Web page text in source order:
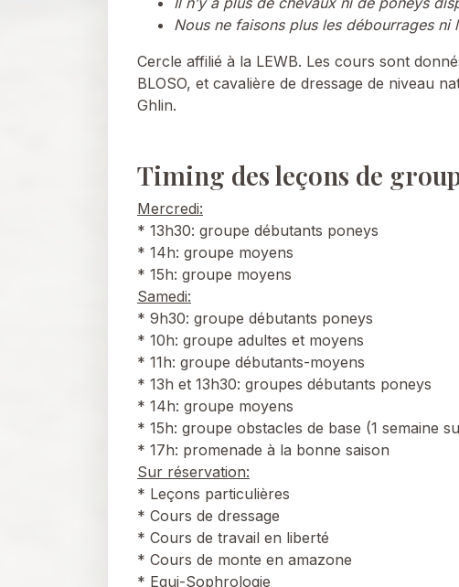
Nous ne faisons plus les débourrages ni
Cercle affilié à la LEWB. Les cours sont
BLOSO, et cavalière de dressage de niveau
Ghlin.
Timing des leçons de
Mercredi:
* 13h30: groupe débutants poneys
* 14h: groupe moyens
* 15h: groupe moyens
Samedi:
* 9h30: groupe débutants poneys
* 10h: groupe adultes et moyens
* 11h: groupe débutants-moyens
* 13h et 13h30: groupes débutants poneys
* 14h: groupe moyens
* 15h: groupe obstacles de base (1 semaine
* 17h: promenade à la bonne saison
Sur réservation:
* Leçons particulières
* Cours de dressage
* Cours de travail en liberté
* Cours de monte en amazone
* Equi-Sophrologie